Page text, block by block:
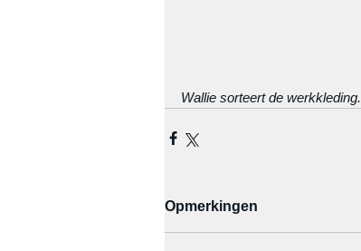
Wallie sorteert de werkkleding.
Opmerkingen